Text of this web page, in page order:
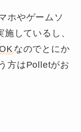
ホやゲームソ
しているし、
なのでとにか
方はPolletがお